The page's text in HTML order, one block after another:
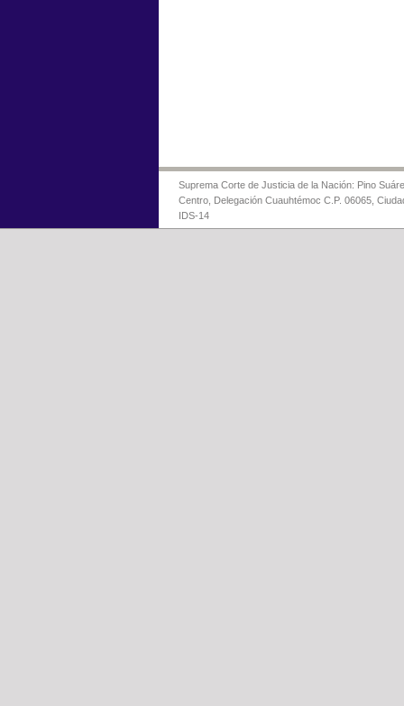
Suprema Corte de Justicia de la Nación: Pino
Centro, Delegación Cuauhtémoc C.P. 06065,
IDS-14